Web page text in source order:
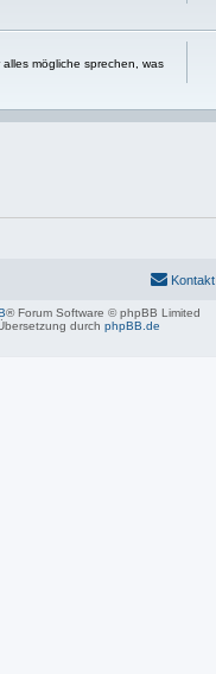
mögliche sprechen, was
Kontakt
® Forum Software © phpBB Limited
durch phpBB.de